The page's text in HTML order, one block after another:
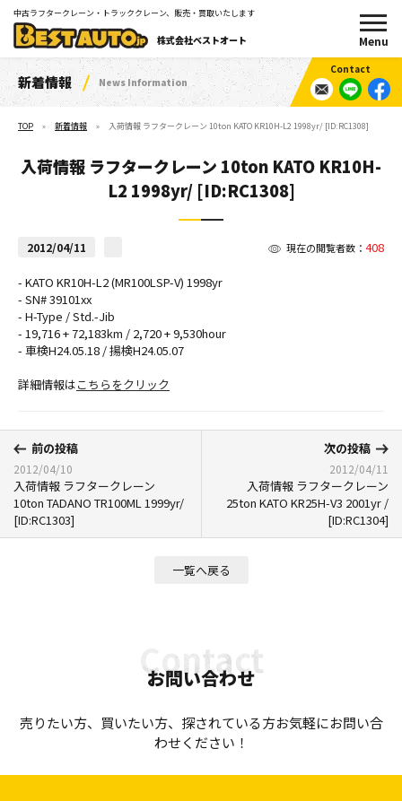
中古ラフタークレーン・トラッククレーン、販売・買取いたします
株式会社ベストオート
新着情報 News Information
TOP 新着情報 入荷情報 ラフタークレーン 10ton KATO KR10H-L2 1998yr/ [ID:RC1308]
入荷情報 ラフタークレーン 10ton KATO KR10H-
L2 1998yr/ [ID:RC1308]
現在の閲覧者数： 408
2012/04/11
- KATO KR10H-L2 (MR100LSP-V) 1998yr
- SN# 39101xx
- H-Type / Std.-Jib
- 19,716 + 72,183km / 2,720 + 9,530hour
- 車検H24.05.18 / 揚検H24.05.07
詳細情報はこちらをクリック
前の投稿
2012/04/10
入荷情報 ラフタークレーン
10ton TADANO TR100ML 1999yr/
[ID:RC1303]
次の投稿
2012/04/11
入荷情報 ラフタークレーン
25ton KATO KR25H-V3 2001yr /
[ID:RC1304]
一覧へ戻る
お問い合わせ
売りたい方、買いたい方、探されている方お気軽にお問い合
わせください！